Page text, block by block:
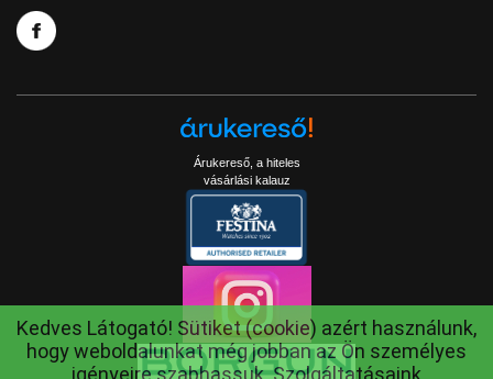
Árukereső, a hiteles
vásárlási kalauz
Kedves Látogató! Sütiket (cookie) azért használunk,
hogy weboldalunkat még jobban az Ön személyes
igényeire szabhassuk. Szolgáltatásaink